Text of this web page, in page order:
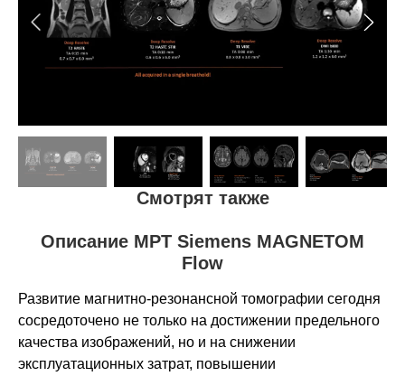
Смотрят также
/apparaty-mrt-philips/apparaty-mrt-siemens/apparaty-mrt-ge
Описание МРТ Siemens MAGNETOM
Flow
Развитие магнитно-резонансной томографии сегодня
сосредоточено не только на достижении предельного
качества изображений, но и на снижении
эксплуатационных затрат, повышении